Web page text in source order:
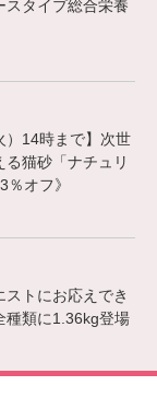
スタイプ総合栄養
）14時まで】次世
猫砂「ナチュリ
オフ》
ストにお応えでき
種類に1.36kg登場